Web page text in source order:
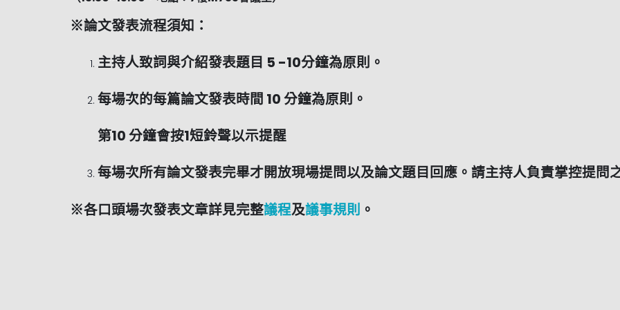
※論文發表流程須知：
主持人致詞與介紹發表題目 5 -10分鐘為原則。
每場次的每篇論文發表時間 10 分鐘為原則。
第10 分鐘會按1短鈴聲以示提醒
每場次所有論文發表完畢才開放現場提問以及論文題目回應。請主持人負責掌控提問
※各口頭場次發表文章詳見完整議程及議事規則 。